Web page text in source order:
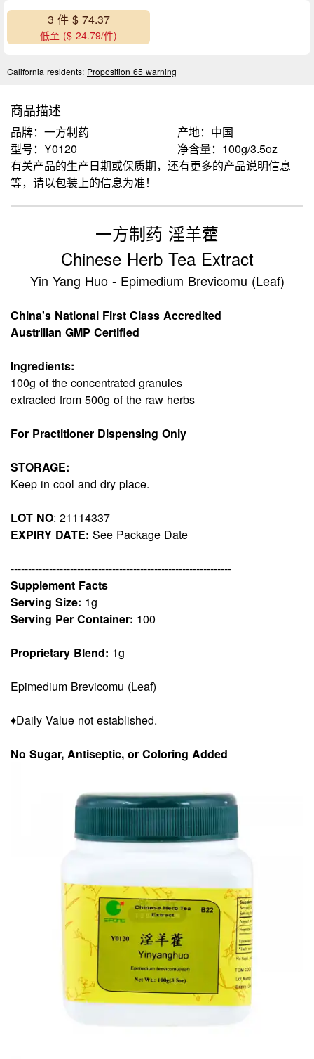
3 件 $ 74.37
低至 ($ 24.79/件)
California residents: Proposition 65 warning
商品描述
品牌：一方制药
产地：中国
型号：Y0120
净含量：100g/3.5oz
有关产品的生产日期或保质期，还有更多的产品说明信息
等，请以包装上的信息为准！
一方制药 淫羊藿
Chinese Herb Tea Extract
Yin Yang Huo - Epimedium Brevicomu (Leaf)
China's National First Class Accredited
Austrilian GMP Certified
Ingredients:
100g of the concentrated granules
extracted from 500g of the raw herbs
For Practitioner Dispensing Only
STORAGE:
Keep in cool and dry place.
LOT NO: 21114337
EXPIRY DATE: See Package Date
---------------------------------------------------------------
Supplement Facts
Serving Size: 1g
Serving Per Container: 100
Proprietary Blend: 1g
Epimedium Brevicomu (Leaf)
♦Daily Value not established.
No Sugar, Antiseptic, or Coloring Added